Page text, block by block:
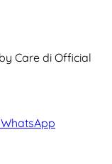
Care di Official
WhatsApp